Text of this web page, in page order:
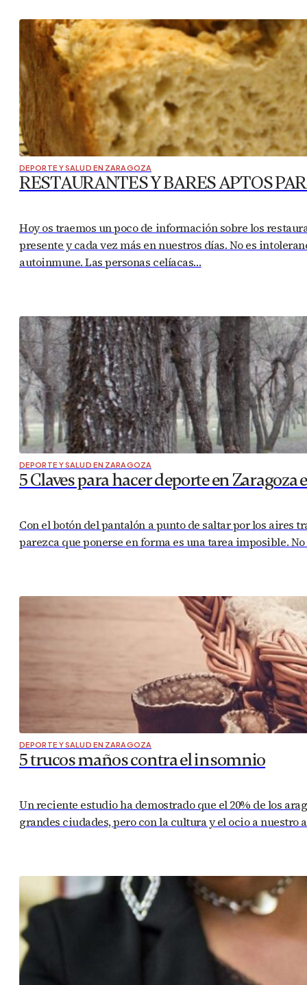
DEPORTE Y SALUD EN ZARAGOZA
RESTAURANTES Y BARES APTOS
Hoy os traemos un poco de información sobre los
presente y cada vez más en nuestros días. No es
autoinmune. Las personas celíacas…
DEPORTE Y SALUD EN ZARAGOZA
5 Claves para hacer deporte en
Con el botón del pantalón a punto de saltar por los aires
parezca que ponerse en forma es una tarea imposible.
DEPORTE Y SALUD EN ZARAGOZA
5 trucos maños contra el insomnio
Un reciente estudio ha demostrado que el 20% de los
grandes ciudades, pero con la cultura y el ocio a